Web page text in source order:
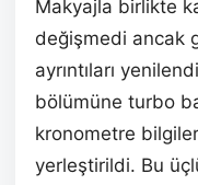
Makyajla birlikte
değişmedi ancak
ayrıntıları
bölümüne turbo
kronometre
yerleştirildi. Bu